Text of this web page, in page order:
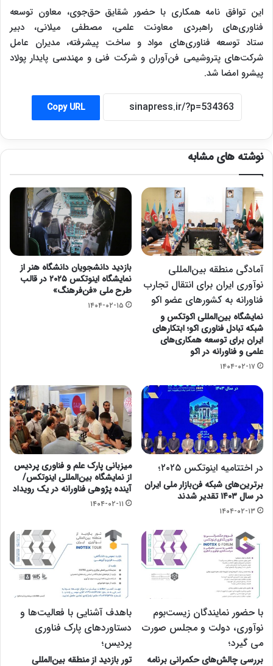
این توافق نامه همکاری با حضور شقایق حق‌جوی، معاون توسعه
فناوری‌های راهبردی معاونت علمی، مصطفی میلانی، دبیر
ستاد توسعه فناوری‌های مواد و ساخت پیشرفته، مدیران عامل
شرکت‌های پتروشیمی فن‌آوران و شرکت فنی و مهندسی پایدار پولاد
پیشرو امضا شد.
Copy URL
نوشته های مشابه
آمادگی منطقه بین‌المللی
نوآوری ایران برای انتقال تجارب
فناورانه به کشورهای عضو اکو
نمایشگاه بین‌المللی اکوتکس و
شبکه تبادل فناوری اکو؛ ابتکارهای
ایران برای توسعه همکاری‌های
علمی و فناورانه در اکو
۱۴۰۴-۰۲-۱۷
بازدید دانشجویان دانشگاه هنر از
نمایشگاه اینوتکس ۲۰۲۵ در قالب
طرح ملی «فن‌فرهنگ»
۱۴۰۴-۰۲-۱۵
در اختتامیه اینوتکس ۲۰۲۵؛
برترین‌های شبکه فن‌بازار ملی ایران
در سال ۱۴۰۳ تقدیر شدند
۱۴۰۴-۰۲-۱۳
میزبانی پارک علم و فناوری پردیس
از نمایشگاه بین‌المللی اینوتکس/
آینده پژوهی فناورانه در یک رویداد
۱۴۰۴-۰۲-۱۱
با حضور نمایندگان زیست‌بوم
نوآوری، دولت و مجلس صورت
می گیرد؛
بررسی چالش‌های حکمرانی برنامه
باهدف آشنایی با فعالیت‌ها و
دستاوردهای پارک فناوری
پردیس؛
تور بازدید از منطقه بین‌المللی